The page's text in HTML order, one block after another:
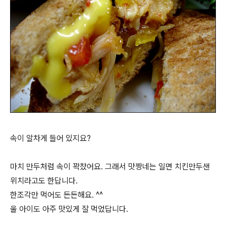
속이 알차게 들어 있지요?
마치 만두처럼 속이 꽉찼어요. 그래서 맛짱네는 일면 치킨만두샌
위치라고도 한답니다.
한조각만 먹어도 든든해요. ^^
울 아이도 아주 맛있게 잘 먹었답니다.